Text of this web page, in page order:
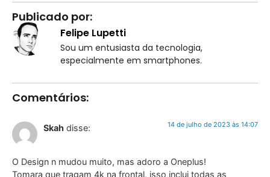
Publicado por:
Felipe Lupetti
Sou um entusiasta da tecnologia,
especialmente em smartphones.
Comentários:
Skah disse: 14 de julho de 2023 às 14:07
O Design n mudou muito, mas adoro a Oneplus!
Tomara que tragam 4k na frontal, isso inclui todas as